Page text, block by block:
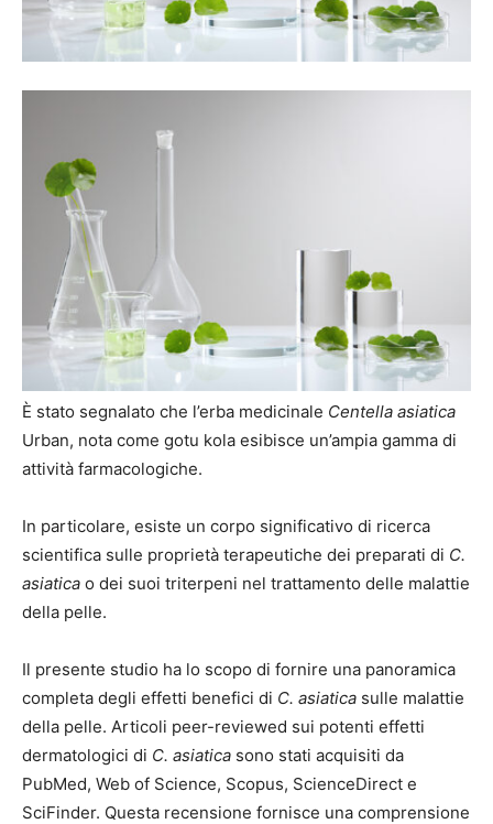
È stato segnalato che l’erba medicinale Centella asiatica
Urban, nota come gotu kola esibisce un’ampia gamma di
attività farmacologiche.
In particolare, esiste un corpo significativo di ricerca
scientifica sulle proprietà terapeutiche dei preparati di C.
asiatica o dei suoi triterpeni nel trattamento delle malattie
della pelle.
Il presente studio ha lo scopo di fornire una panoramica
completa degli effetti benefici di C. asiatica sulle malattie
della pelle. Articoli peer-reviewed sui potenti effetti
dermatologici di C. asiatica sono stati acquisiti da
PubMed, Web of Science, Scopus, ScienceDirect e
SciFinder. Questa recensione fornisce una comprensione